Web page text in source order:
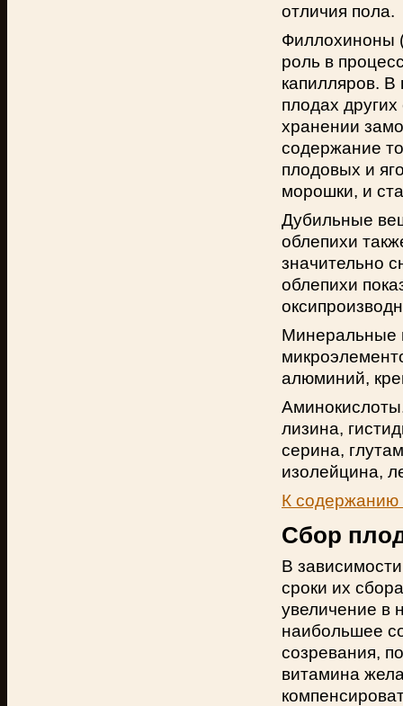
отличия пола.
Филлохиноны
роль в
капилляров.
плодах
хранении
содержание
плодовых и
морошки, и
Дубильные
облепихи
значительно
облепихи
Минеральные
алюминий,
лизина,
серина,
изолейцина,
К содержанию
Сбор
В
сроки их
увеличение в
наибольшее
созревания,
витамина